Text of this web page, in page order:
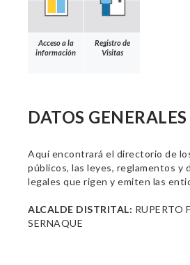
Acceso a la
información
Registro de
Visitas
DATOS GENERALES
Aquí encontrará el directorio de
públicos, las leyes, reglamentos y
legales que rigen y emiten las
ALCALDE DISTRITAL: RUPERTO
SERNAQUE